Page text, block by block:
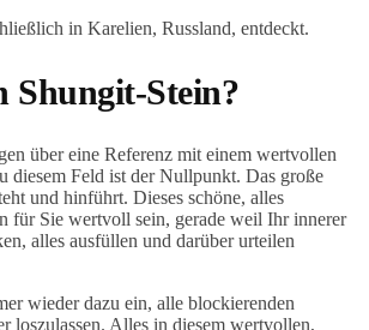
in Karelien, Russland, entdeckt.
Shungit-Stein?
über eine Referenz mit einem wertvollen
diesem Feld ist der Nullpunkt. Das große
und hinführt. Dieses schöne, alles
für Sie wertvoll sein, gerade weil Ihr innerer
alles ausfüllen und darüber urteilen
wieder dazu ein, alle blockierenden
loszulassen. Alles in diesem wertvollen,